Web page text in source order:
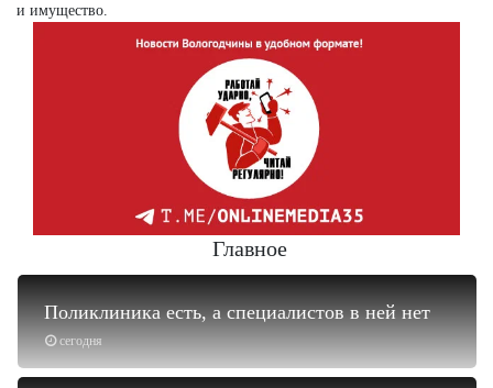
и имущество.
Главное
сегодня
Поликлиника есть, а специалистов в ней нет